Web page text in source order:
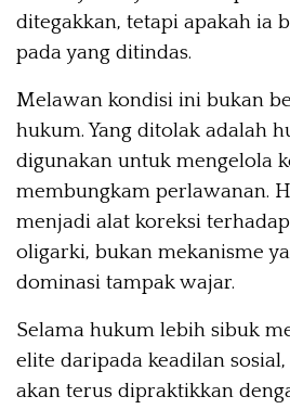
ditegakkan, tetapi apakah ia
pada yang ditindas.
Melawan kondisi ini bukan
hukum. Yang ditolak adalah
digunakan untuk mengelola
membungkam perlawanan.
menjadi alat koreksi
oligarki, bukan mekanisme
dominasi tampak wajar.
Selama hukum lebih sibuk
elite daripada keadilan
akan terus dipraktikkan